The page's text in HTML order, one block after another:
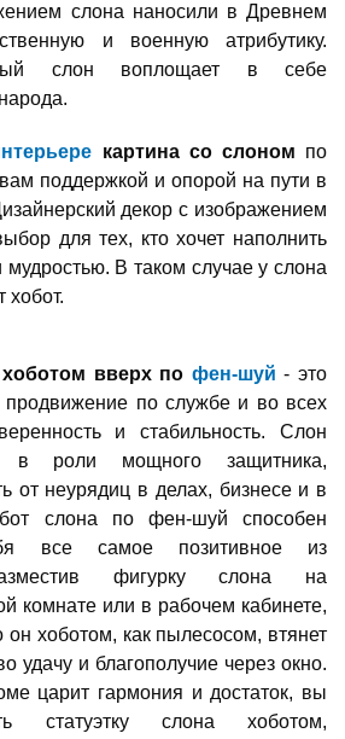
слона наносили в Древнем
и военную атрибутику.
слон воплощает в себе
картина со слоном по
поддержкой и опорой на пути в
декор с изображением
для тех, кто хочет наполнить
В таком случае у слона
хобот.
вверх по фен-шуй - это
продвижение по службе и во всех
и стабильность. Слон
в роли мощного защитника,
от неурядиц в делах, бизнесе и в
слона по фен-шуй способен
все самое позитивное из
фигурку слона на
комнате или в рабочем кабинете,
он хоботом, как пылесосом, втянет
удачу и благополучие через окно.
царит гармония и достаток, вы
статуэтку слона хоботом,